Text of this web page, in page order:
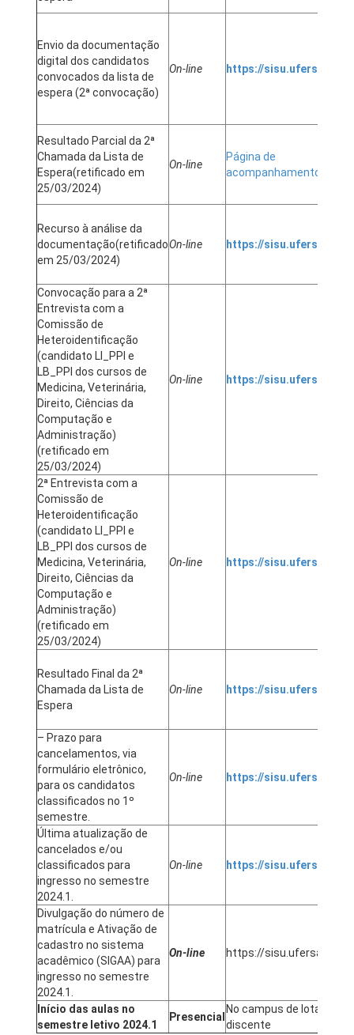
Envio da documentação
digital dos candidatos
convocados da lista de
espera (2ª convocação)
On-line https://
Resultado Parcial da 2ª
Chamada da Lista de
Espera(retificado em
25/03/2024)
On-line
Página de
acompanhamento
Recurso à análise da
documentação(retificado
em 25/03/2024)
On-line https://
Convocação para a 2ª
Entrevista com a
Comissão de
Heteroidentificação
(candidato LI_PPI e
LB_PPI dos cursos de
Medicina, Veterinária,
Direito, Ciências da
Computação e
Administração)
(retificado em
25/03/2024)
On-line https://
2ª Entrevista com a
Comissão de
Heteroidentificação
(candidato LI_PPI e
LB_PPI dos cursos de
Medicina, Veterinária,
Direito, Ciências da
Computação e
Administração)
(retificado em
25/03/2024)
On-line https://
Resultado Final da 2ª
Chamada da Lista de
Espera
On-line https://
– Prazo para
cancelamentos, via
formulário eletrônico,
para os candidatos
classificados no 1º
semestre.
On-line https://
Última atualização de
cancelados e/ou
classificados para
ingresso no semestre
2024.1.
On-line https://
Divulgação do número de
matrícula e Ativação de
cadastro no sistema
acadêmico (SIGAA) para
ingresso no semestre
2024.1.
On-line https://
Início das aulas no
semestre letivo 2024.1
Presencial
No campus de lotação do
discente